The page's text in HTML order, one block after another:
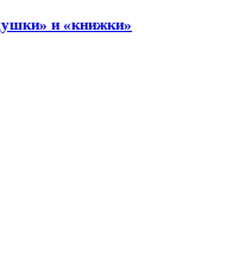
и «книжки»